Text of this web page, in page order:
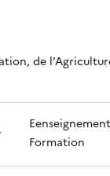
de
Formation